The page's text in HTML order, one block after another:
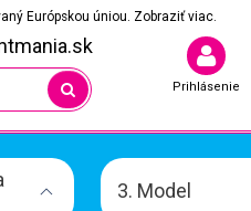
Európskou úniou. Zobraziť viac.
Prihlásenie
3. Model